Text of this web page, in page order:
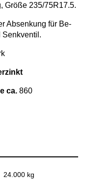
Größe 235/75R17.5.
Absenkung für Be-
Senkventil.
ca. 860
24.000 kg